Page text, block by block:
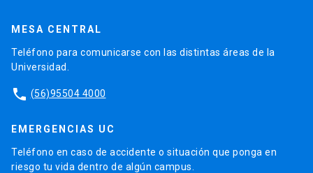
MESA CENTRAL
Teléfono para comunicarse con las distintas áreas de la
Universidad.
phone (56)95504 4000
EMERGENCIAS UC
Teléfono en caso de accidente o situación que ponga en
riesgo tu vida dentro de algún campus.